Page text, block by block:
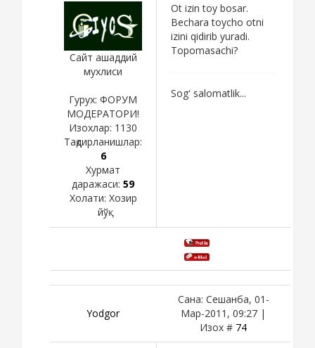
Сайт ашаддий
мухлиси
Гурух: ФОРУМ
МОДЕРАТОРИ!
Изохлар: 1130
Тақдирланишлар:
6
Хурмат
даражаси: 59
Холати: Хозир
йўқ
Ot izin toy bosar.
Bechara toycho otni
izini qidirib yuradi.
Topomasachi?
Sog' salomatlik...
Yodgor
Сана: Сешанба, 01-
Мар-2011, 09:27 |
Изох # 74